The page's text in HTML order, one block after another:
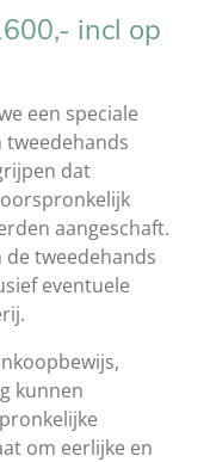
incl op
een speciale
tweedehands
dat
aangeschaft.
tweedehands
eventuele
kunnen
om eerlijke en